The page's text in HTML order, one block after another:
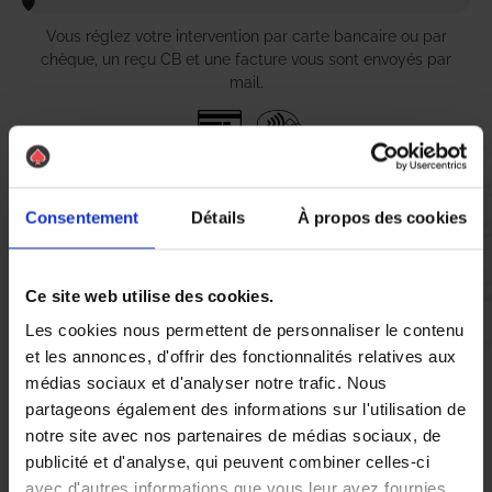
Consentement Détails À propos des cookies
Ce site web utilise des cookies.
Les cookies nous permettent de personnaliser le contenu
et les annonces, d'offrir des fonctionnalités relatives aux
médias sociaux et d'analyser notre trafic. Nous
partageons également des informations sur l'utilisation de
notre site avec nos partenaires de médias sociaux, de
publicité et d'analyse, qui peuvent combiner celles-ci
avec d'autres informations que vous leur avez fournies
Vous réglez votre intervention par carte bancaire ou par
chèque, un reçu CB et une facture vous sont envoyés par
mail.
Vous évaluez la prestation
Vous recevez une demande d’évaluation de votre expérience
avec l’équipe AS DE PIC.
Nous avons pensé à tout
À Montivilliers, la lutte contre les nuisibles, notamment les